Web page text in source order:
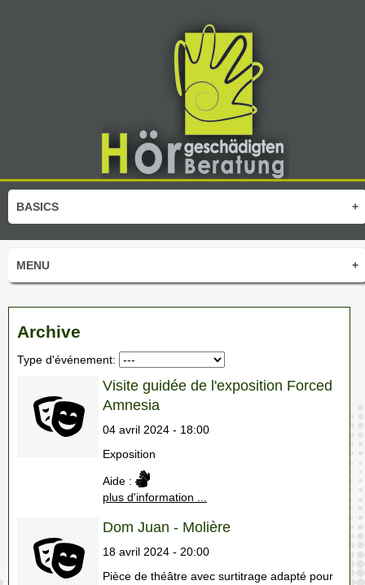
+
BASICS
+
MENU
Archive
Type d'événement:
Visite guidée de l'exposition Forced
Amnesia
04 avril 2024 - 18:00
Exposition
Aide :
plus d'information ...
Dom Juan - Molière
18 avril 2024 - 20:00
Pièce de théâtre avec surtitrage adapté pour